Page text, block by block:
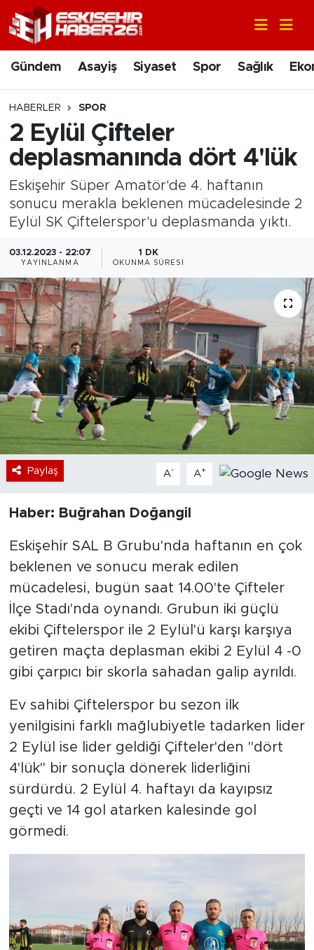
Gündem Asayiş Siyaset Spor Sağlık
HABERLER SPOR
2 Eylül Çifteler
deplasmanında dört 4'lük
Eskişehir Süper Amatör'de 4. haftanın
sonucu merakla beklenen mücadelesinde 2
Eylül SK Çiftelerspor'u deplasmanda yıktı.
03.12.2023 - 22:07
YAYINLANMA
1 DK
OKUNMA SÜRESI
Paylaş A- A+
Haber: Buğrahan Doğangil
Eskişehir SAL B Grubu'nda haftanın en çok
beklenen ve sonucu merak edilen
mücadelesi, bugün saat 14.00'te Çifteler
İlçe Stadı'nda oynandı. Grubun iki güçlü
ekibi Çiftelerspor ile 2 Eylül'ü karşı karşıya
getiren maçta deplasman ekibi 2 Eylül 4 -0
gibi çarpıcı bir skorla sahadan galip ayrıldı.
Ev sahibi Çiftelerspor bu sezon ilk
yenilgisini farklı mağlubiyetle tadarken lider
2 Eylül ise lider geldiği Çifteler'den "dört
4'lük" bir sonuçla dönerek liderliğini
sürdürdü. 2 Eylül 4. haftayı da kayıpsız
geçti ve 14 gol atarken kalesinde gol
görmedi.
Gündem
Asayiş
Siyaset
Spor
Sağlık
Ekonomi
Eğitim
Sanat
Bölge
Teknoloji
Magazin
Dünya
Sektör
Nöbetçi Eczaneler
Hava Durumu
Trafik Durumu
Süper Lig Puan Durumu ve Fikstür
Tüm Manşetler
Son Dakika Haberleri
Haber Arşivi